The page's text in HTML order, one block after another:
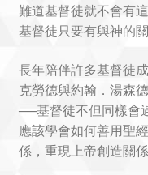
難道基督徒就不會有
基督徒只要有與神的
長年陪伴許多基督徒
克勞德與約翰．湯森
──基督徒不但同樣會
應該學會如何善用聖
係，重現上帝創造關係